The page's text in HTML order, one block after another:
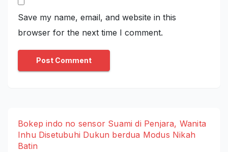
Save my name, email, and website in this
browser for the next time I comment.
Bokep indo no sensor Suami di Penjara, Wanita
Inhu Disetubuhi Dukun berdua Modus Nikah
Batin